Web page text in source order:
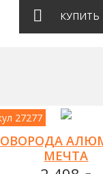
КУПИТЬ
27277
МЕЧТА